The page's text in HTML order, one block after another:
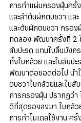
การทำแผ่นกรองฝุ่นครั้
และลำต้นผักตบชวา แล
และต้นผักตบชวา กรอ
ทดลอง พัฒนาครั้งที่ 2
สับปะรด แทนใบลิ้นมังก
ทั้งใบกล้วย และใบสับป
พัฒนาต่อยอดต่อไป นำ
ตบชวาใบกล้วยและใบสั
การกรองฝุ่น ปรากฏว่
ดีที่สุดรองลงมา ใบกล้ว
การทำโมเดลใช้งาน ค